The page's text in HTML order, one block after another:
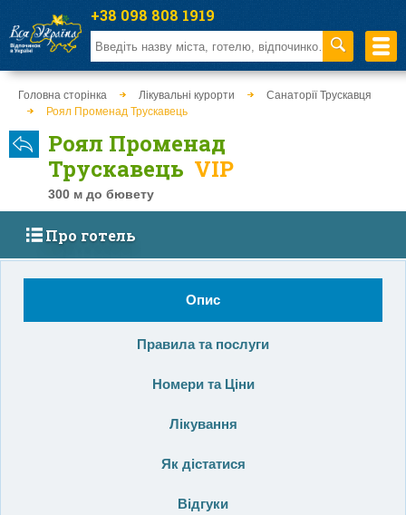
Головна сторінка Лікувальні курорти
Санаторії Трускавця
Роял Променад Трускавець
Роял Променад
Трускавець VIP
300 м до бювету
Про готель
Опис
Правила та послуги
Номери та Ціни
Лікування
Як дістатися
Відгуки
+38 098 808 1919